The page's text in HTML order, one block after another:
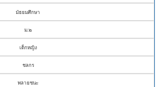
มัธยมศึกษา
ม.๒
เด็กหญิง
ชลกร
พลายชนะ